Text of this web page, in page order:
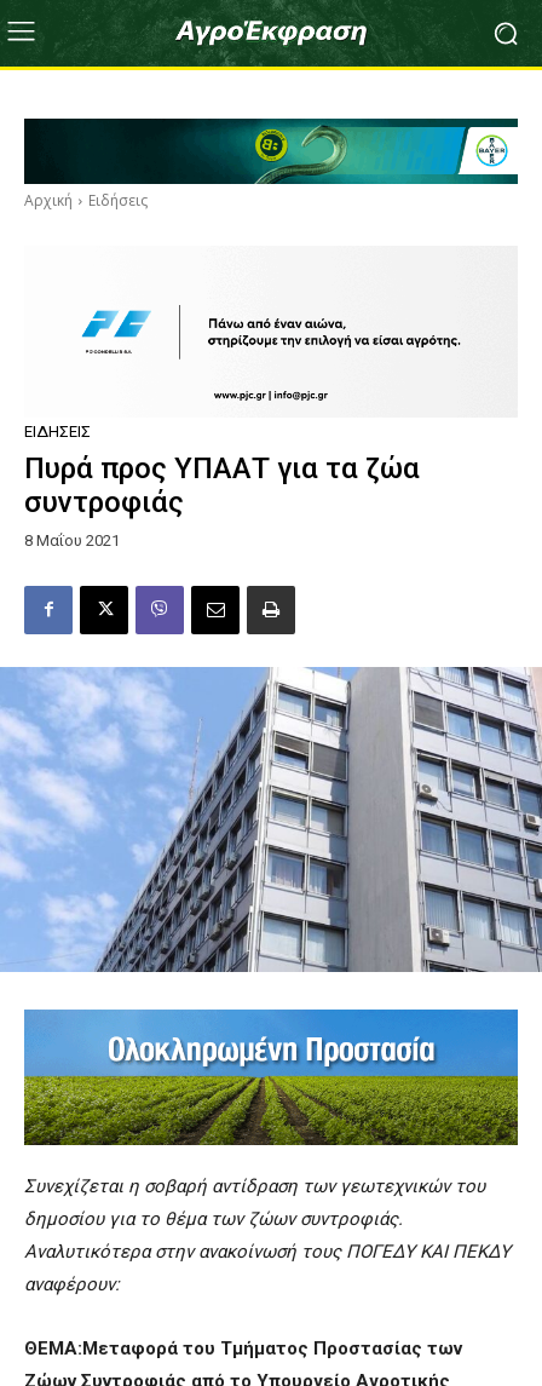
Αρχική Ειδήσεις
ΕΙΔΉΣΕΙΣ
Πυρά προς ΥΠΑΑΤ για τα ζώα
συντροφιάς
8 Μαΐου 2021
Συνεχίζεται η σοβαρή αντίδραση των γεωτεχνικών του
δημοσίου για το θέμα των ζώων συντροφιάς.
Αναλυτικότερα στην ανακοίνωσή τους ΠΟΓΕΔΥ ΚΑΙ ΠΕΚΔΥ
αναφέρουν:
ΘΕΜΑ:Μεταφορά του Τμήματος Προστασίας των
Ζώων Συντροφιάς από το Υπουργείο Αγροτικής